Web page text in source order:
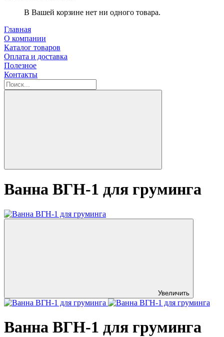
В Вашей корзине нет ни одного товара.
Главная
О компании
Каталог товаров
Оплата и доставка
Полезное
Контакты
Ванна ВГН-1 для груминга
Увеличить
Ванна ВГН-1 для груминга